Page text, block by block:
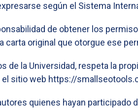
según el Sistema
de obtener los
carta original que otorgue ese
de la Universidad, respeta la
el sitio web https://
quienes hayan